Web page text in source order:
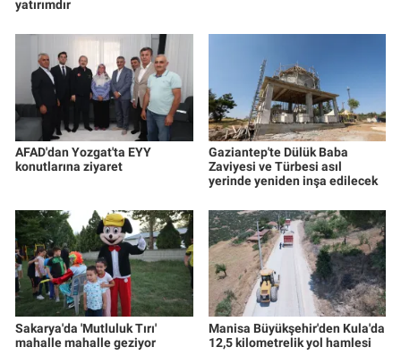
yatırımdır
AFAD'dan Yozgat'ta EYY
konutlarına ziyaret
Gaziantep'te Dülük Baba
Zaviyesi ve Türbesi asıl
yerinde yeniden inşa edilecek
Sakarya'da 'Mutluluk Tırı'
mahalle mahalle geziyor
Manisa Büyükşehir'den Kula'da
12,5 kilometrelik yol hamlesi